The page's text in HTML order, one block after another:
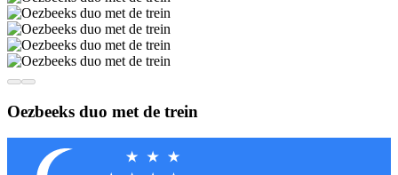
Oezbeeks duo met de trein